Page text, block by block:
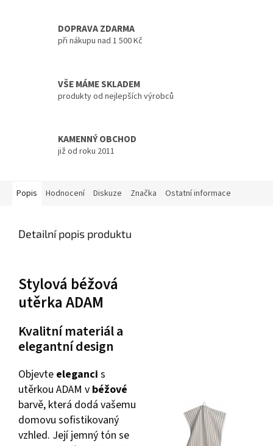
DOPRAVA ZDARMA
při nákupu nad 1 500 Kč
VŠE MÁME SKLADEM
produkty od nejlepších výrobců
KAMENNÝ OBCHOD
již od roku 2011
Popis Hodnocení Diskuze Značka Ostatní informace
Detailní popis produktu
Stylová béžová
utěrka ADAM
Kvalitní materiál a
elegantní design
Objevte eleganci s
utěrkou ADAM v béžové
barvě, která dodá vašemu
domovu sofistikovaný
vzhled. Její jemný tón se